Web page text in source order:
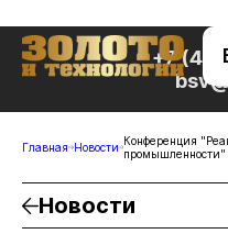
+7
Главная Новости Конференция
промышленности"
Новости